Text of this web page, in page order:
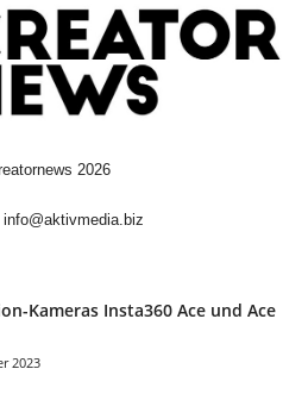
2026
info@aktivmedia.biz
Kameras Insta360 Ace und Ace
2023